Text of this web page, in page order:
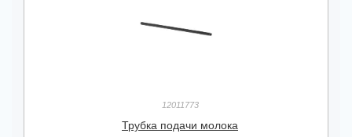
12011773
Трубка подачи молока